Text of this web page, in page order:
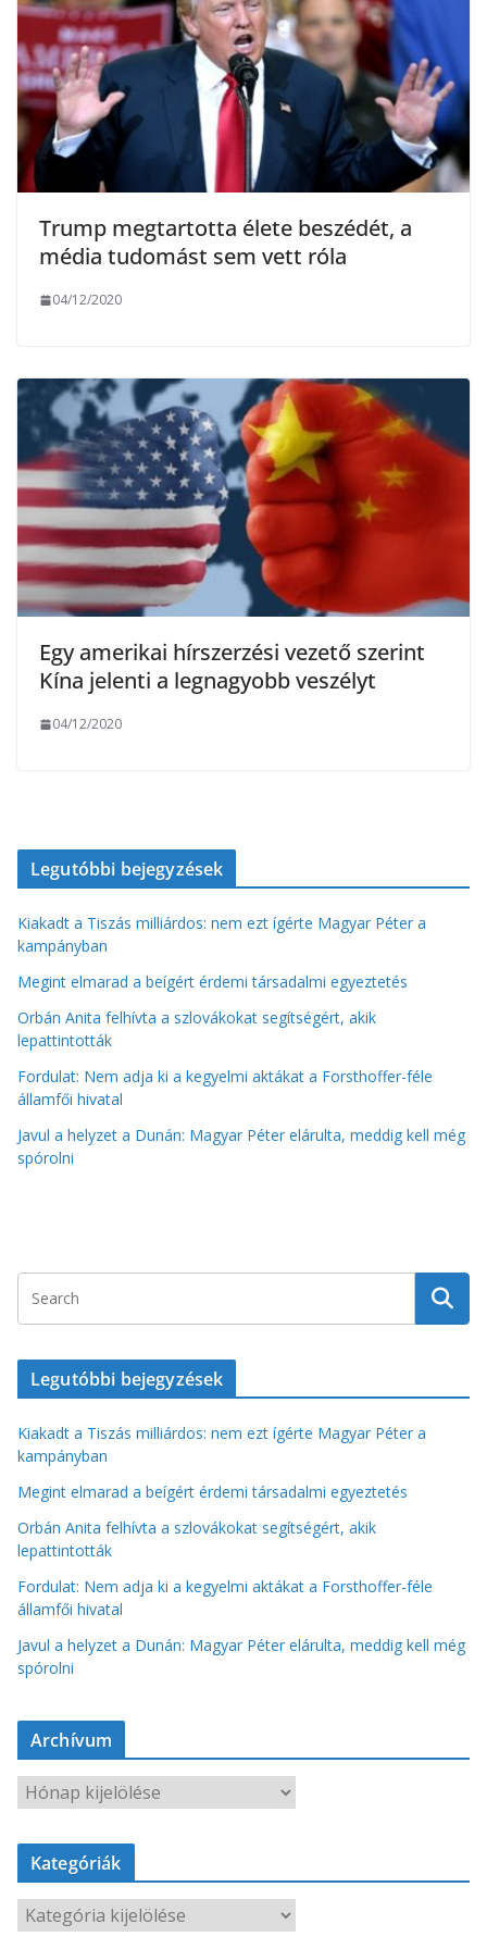
Trump megtartotta élete beszédét, a
média tudomást sem vett róla
04/12/2020
Egy amerikai hírszerzési vezető szerint
Kína jelenti a legnagyobb veszélyt
04/12/2020
Legutóbbi bejegyzések
Kiakadt a Tiszás milliárdos: nem ezt ígérte Magyar Péter a
kampányban
Megint elmarad a beígért érdemi társadalmi egyeztetés
Orbán Anita felhívta a szlovákokat segítségért, akik
lepattintották
Fordulat: Nem adja ki a kegyelmi aktákat a Forsthoffer-féle
államfői hivatal
Javul a helyzet a Dunán: Magyar Péter elárulta, meddig kell még
spórolni
Legutóbbi bejegyzések
Kiakadt a Tiszás milliárdos: nem ezt ígérte Magyar Péter a
kampányban
Megint elmarad a beígért érdemi társadalmi egyeztetés
Orbán Anita felhívta a szlovákokat segítségért, akik
lepattintották
Fordulat: Nem adja ki a kegyelmi aktákat a Forsthoffer-féle
államfői hivatal
Javul a helyzet a Dunán: Magyar Péter elárulta, meddig kell még
spórolni
Archívum
r
c
í
Kategóriák
a